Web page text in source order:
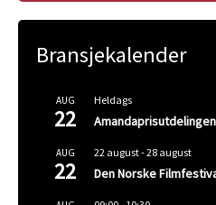
Bransjekalender
AUG
22
Heldags
Amandaprisutdelingen
AUG
22
22 august-28 august
Den Norske